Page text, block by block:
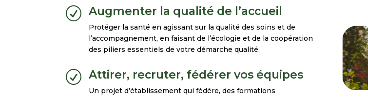
R Augmenter la qualité de l’accueil
Protéger la santé en agissant sur la qualité des soins et de
l’accompagnement, en faisant de l’écologie et de la coopération
des piliers essentiels de votre démarche qualité.
R Attirer, recruter, fédérer vos équipes
Un projet d’établissement qui fédère, des formations